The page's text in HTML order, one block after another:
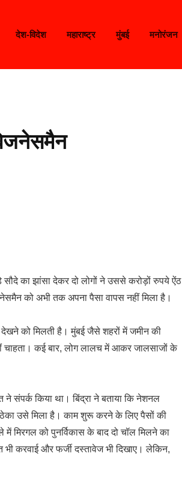
देश-विदेश महाराष्ट्र मुंबई मनोरंजन
का झांसा देकर दो लोगों ने उससे करोड़ों रुपये ऐंठ
को अभी तक अपना पैसा वापस नहीं मिला है।
देखने को मिलती है। मुंबई जैसे शहरों में जमीन की
चाहता। कई बार, लोग लालच में आकर जालसाजों के
ने संपर्क किया था। बिंद्रा ने बताया कि नेशनल
ठेका उसे मिला है। काम शुरू करने के लिए पैसों की
मिरगल को पुनर्विकास के बाद दो चॉल मिलने का
भी करवाई और फर्जी दस्तावेज भी दिखाए। लेकिन,